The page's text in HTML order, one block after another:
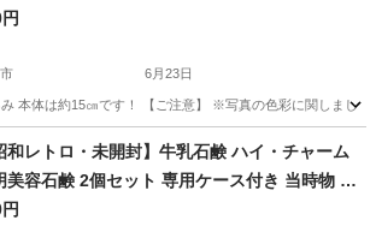
6月23日
本体は約15㎝です！ 【ご注意】 ※写真の色彩に関しまし
もちゃ アンパンマン
和レトロ・未開封】牛乳石鹸 ハイ・チャーム
美容石鹸 2個セット 専用ケース付き 当時物 デ
ストック ディスプレイ コレクション 廃盤品